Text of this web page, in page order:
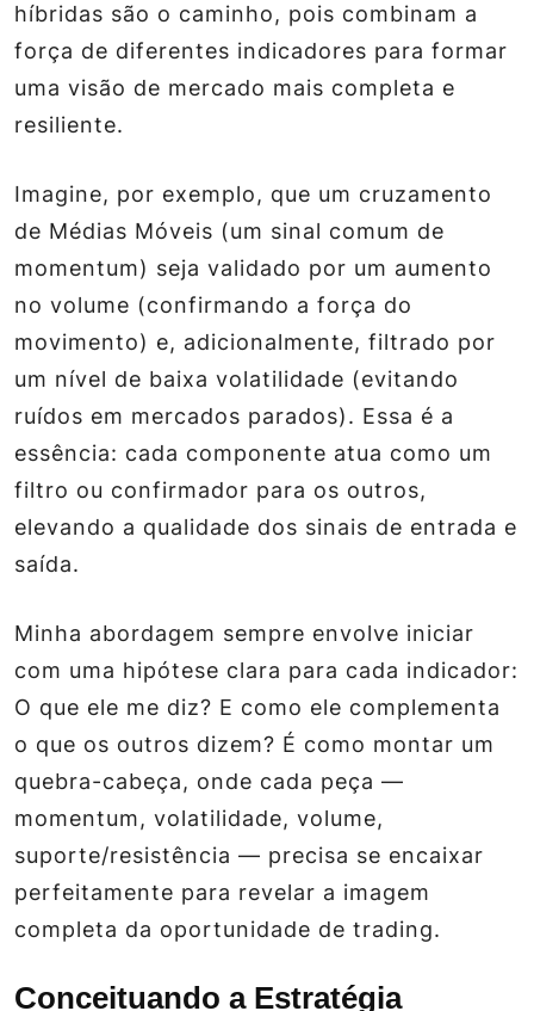
híbridas são o caminho, pois combinam a
força de diferentes indicadores para formar
uma visão de mercado mais completa e
resiliente.
Imagine, por exemplo, que um cruzamento
de Médias Móveis (um sinal comum de
momentum) seja validado por um aumento
no volume (confirmando a força do
movimento) e, adicionalmente, filtrado por
um nível de baixa volatilidade (evitando
ruídos em mercados parados). Essa é a
essência: cada componente atua como um
filtro ou confirmador para os outros,
elevando a qualidade dos sinais de entrada e
saída.
Minha abordagem sempre envolve iniciar
com uma hipótese clara para cada indicador:
O que ele me diz? E como ele complementa
o que os outros dizem? É como montar um
quebra-cabeça, onde cada peça —
momentum, volatilidade, volume,
suporte/resistência — precisa se encaixar
perfeitamente para revelar a imagem
completa da oportunidade de trading.
Conceituando a Estratégia